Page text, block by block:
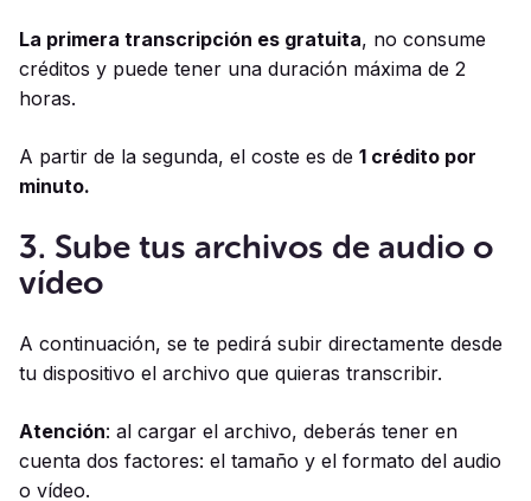
La primera transcripción es gratuita, no consume
créditos y puede tener una duración máxima de 2
horas.
A partir de la segunda, el coste es de 1 crédito por
minuto.
3. Sube tus archivos de audio o
vídeo
A continuación, se te pedirá subir directamente desde
tu dispositivo el archivo que quieras transcribir.
Atención: al cargar el archivo, deberás tener en
cuenta dos factores: el tamaño y el formato del audio
o vídeo.